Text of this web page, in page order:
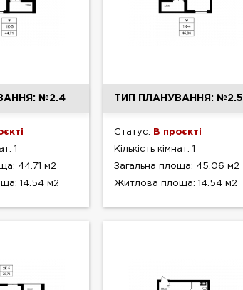
№2.4
1
44.71 м2
14.54 м2
ТИП ПЛАНУВАННЯ: №2.5
Статус: В проєкті
Кількість кімнат: 1
Загальна площа: 45.06 м2
Житлова площа: 14.54 м2